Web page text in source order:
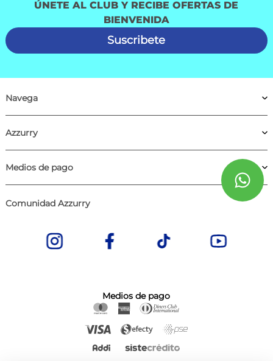
ÚNETE AL CLUB Y RECIBE OFERTAS DE
BIENVENIDA
Suscribete
Navega
Azzurry
Medios de pago
Comunidad Azzurry
Medios de pago